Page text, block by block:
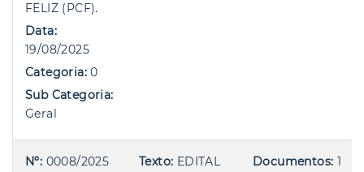
FELIZ (PCF).
Data:
19/08/2025
Categoria:0
Sub Categoria:
Geral
Nº: 0008/2025
Texto: EDITAL
Documentos: 1